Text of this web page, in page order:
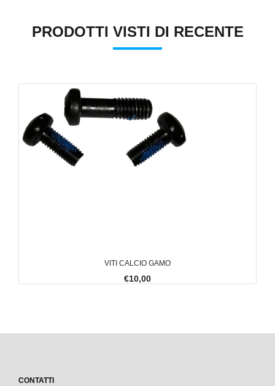
PRODOTTI VISTI DI RECENTE
VITI CALCIO GAMO
€10,00
CONTATTI